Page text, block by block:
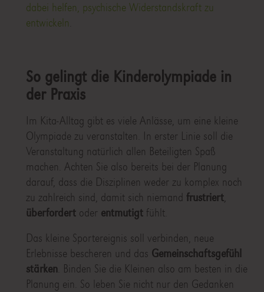
dabei helfen, psychische Widerstandskraft zu
entwickeln
So gelingt die Kinderolympiade in
der Praxis
Im Kita-Alltag gibt es viele Anlässe, um eine kleine
Olympiade zu veranstalten. In erster Linie soll die
Veranstaltung natürlich allen Beteiligten Spaß
machen. Achten Sie also bereits bei der Planung
darauf, dass die Disziplinen weder zu komplex noch
zu zahlreich sind, damit sich niemand frustriert,
überfordertoder entmutigtfühlt.
Das kleine Sportereignis soll verbinden, neue
Erlebnisse bescheren und das Gemeinschaftsgefühl
stärken . Binden Sie die Kleinen also am besten in die
Planung ein. So leben Sie nicht nur den Gedanken